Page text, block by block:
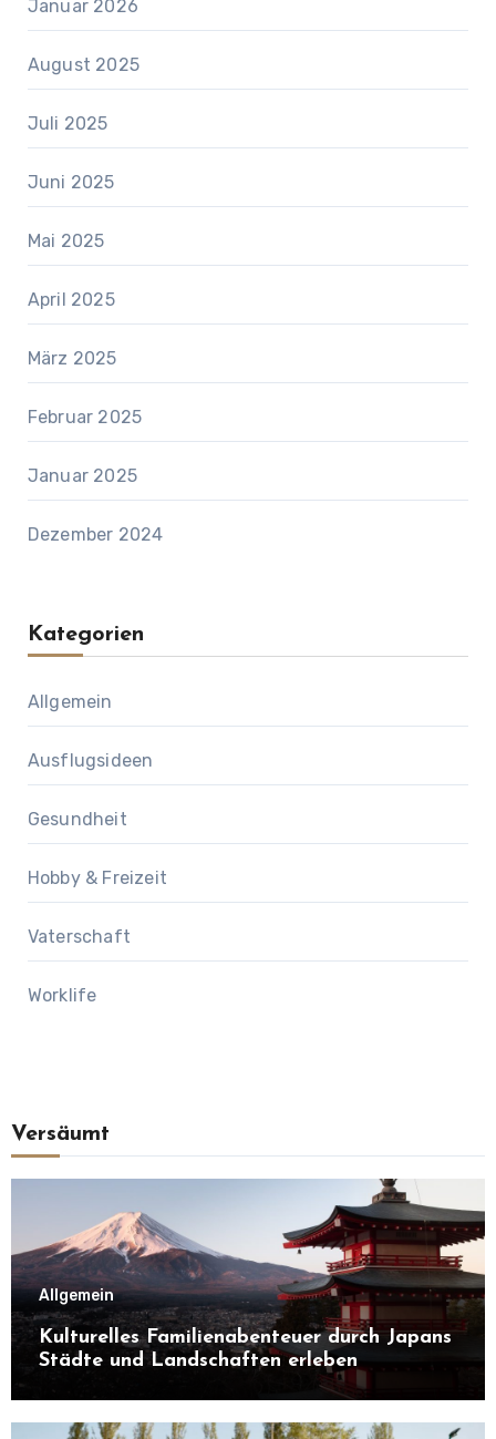
Januar 2026
August 2025
Juli 2025
Juni 2025
Mai 2025
April 2025
März 2025
Februar 2025
Januar 2025
Dezember 2024
Kategorien
Allgemein
Ausflugsideen
Gesundheit
Hobby & Freizeit
Vaterschaft
Worklife
Versäumt
Allgemein
Kulturelles Familienabenteuer durch Japans
Städte und Landschaften erleben